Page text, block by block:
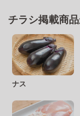
チラシ掲載商
ナス